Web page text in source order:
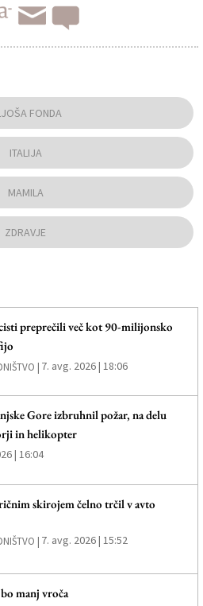
FONDA
ITALIJA
MAMILA
ZDRAVJE
preprečili več kot 90-milijonsko
| 7. avg. 2026 | 18:06
Gore izbruhnil požar, na delu
in helikopter
| 16:04
skirojem čelno trčil v avto
| 7. avg. 2026 | 15:52
manj vroča